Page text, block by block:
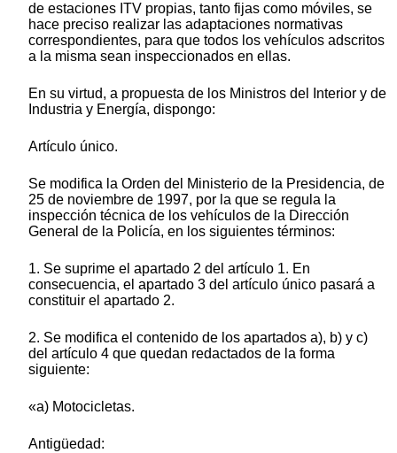
de estaciones ITV propias, tanto fijas como móviles, se
hace preciso realizar las adaptaciones normativas
correspondientes, para que todos los vehículos adscritos
a la misma sean inspeccionados en ellas.
En su virtud, a propuesta de los Ministros del Interior y de
Industria y Energía, dispongo:
Artículo único.
Se modifica la Orden del Ministerio de la Presidencia, de
25 de noviembre de 1997, por la que se regula la
inspección técnica de los vehículos de la Dirección
General de la Policía, en los siguientes términos:
1. Se suprime el apartado 2 del artículo 1. En
consecuencia, el apartado 3 del artículo único pasará a
constituir el apartado 2.
2. Se modifica el contenido de los apartados a), b) y c)
del artículo 4 que quedan redactados de la forma
siguiente:
«a) Motocicletas.
Antigüedad: